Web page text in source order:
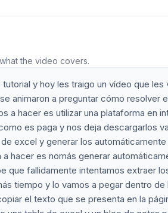
the video covers.
y hoy les traigo un vídeo que les
animaron a preguntar cómo resolver
a hacer es utilizar una plataforma en
es paga y nos deja descargarlos
excel y generar los
hacer es nomás generar
que fallidamente intentamos extraer
tiempo y lo vamos a pegar dentro
el texto que se presenta en la